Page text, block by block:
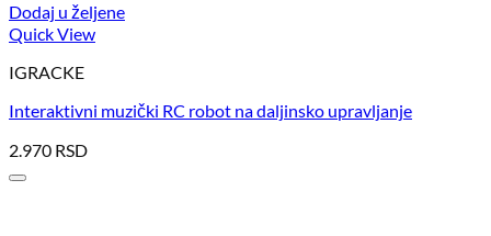
Dodaj u željene
Quick View
IGRACKE
Interaktivni muzički RC robot na daljinsko upravljanje
2.970 RSD